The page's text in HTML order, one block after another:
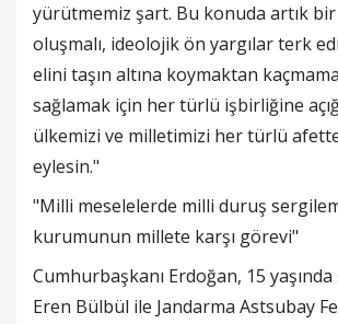
yürütmemiz şart. Bu konuda artık
oluşmalı, ideolojik ön yargılar terk
elini taşın altına koymaktan
sağlamak için her türlü işbirliğine
ülkemizi ve milletimizi her türlü
eylesin."
"Milli meselelerde milli duruş
kurumunun millete karşı görevi"
Cumhurbaşkanı Erdoğan, 15
Eren Bülbül ile Jandarma Astsubay